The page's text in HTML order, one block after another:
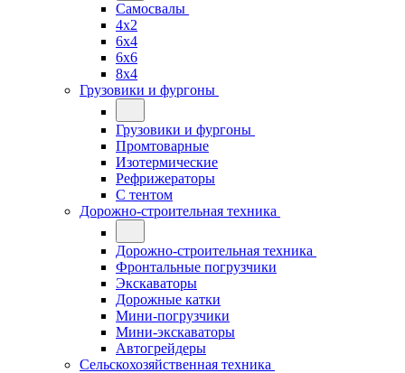
Самосвалы
4x2
6x4
6x6
8x4
Грузовики и фургоны
Грузовики и фургоны
Промтоварные
Изотермические
Рефрижераторы
С тентом
Дорожно-строительная техника
Дорожно-строительная техника
Фронтальные погрузчики
Экскаваторы
Дорожные катки
Мини-погрузчики
Мини-экскаваторы
Автогрейдеры
Сельскохозяйственная техника